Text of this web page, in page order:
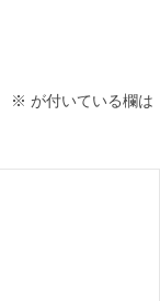
※ が付いている欄は